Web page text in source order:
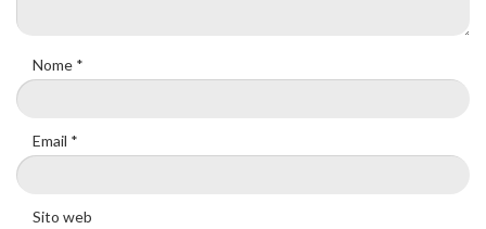
Nome *
Email *
Sito web